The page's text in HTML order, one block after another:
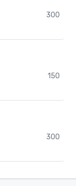
300
150
300